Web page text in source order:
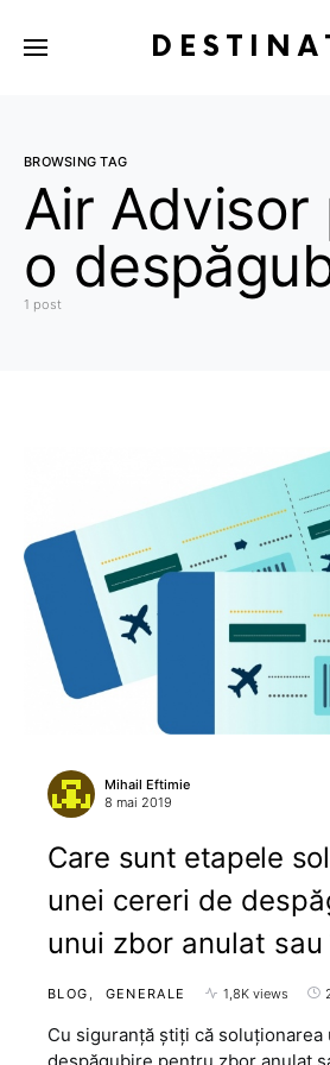
BROWSING TAG
Air Advisor
o
1 post
Mihail Eftimie
8 mai 2019
Care sunt etapele
unei cereri de
unui zbor anulat
BLOG GENERALE 1,8K views
Cu siguranță știți că